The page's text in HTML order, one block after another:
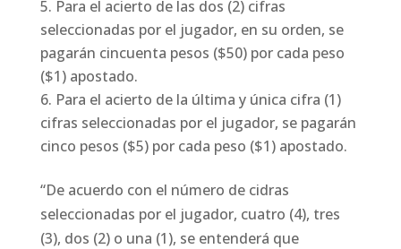
Para el acierto de las dos (2) cifras
seleccionadas por el jugador, en su orden, se
pagarán cincuenta pesos ($50) por cada peso
($1) apostado.
Para el acierto de la última y única cifra (1)
cifras seleccionadas por el jugador, se pagarán
cinco pesos ($5) por cada peso ($1) apostado.
“De acuerdo con el número de cidras
seleccionadas por el jugador, cuatro (4), tres
(3), dos (2) o una (1), se entenderá que